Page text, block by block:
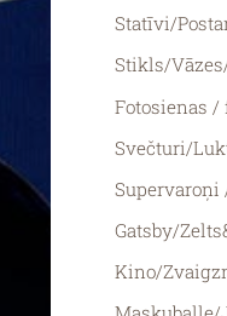
Statīvi/
Stikls/
Fotosienas /
Svečturi/
Supervaroņi
Gatsby/
Kino/